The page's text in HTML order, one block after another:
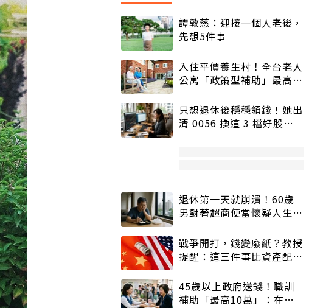
譚敦慈：迎接一個人老後，
先想5件事
入住平價養生村！全台老人
公寓「政策型補助」最高打
只想退休後穩穩領錢！她出
清 0056 換這 3 檔好股：
退休第一天就崩潰！60歲
男對著超商便當懷疑人生
戰爭開打，錢變廢紙？教授
提醒：這三件事比資產配置
45歲以上政府送錢！職訓
補助「最高10萬」：在